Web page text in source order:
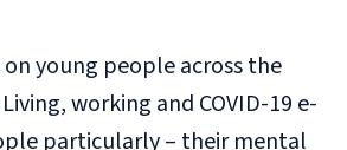
young people across the
Living, working and COVID-19 e-
particularly – their mental